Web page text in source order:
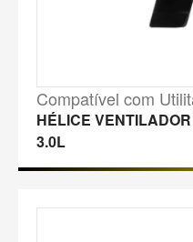
Compatível com
HÉLICE
3.0L